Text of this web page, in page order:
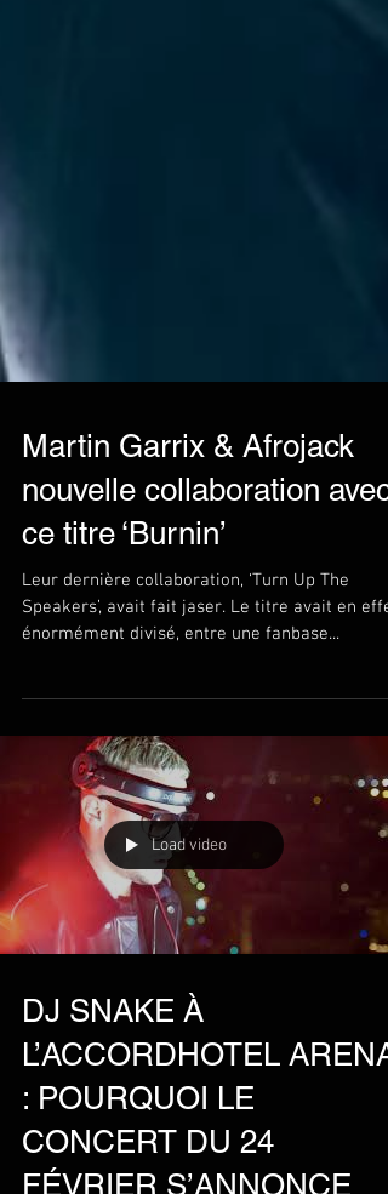
Martin Garrix & Afrojack
nouvelle collaboration avec
ce titre ‘Burnin’
énormément divisé, entre une fanbase...
Load video
DJ SNAKE À
L’ACCORDHOTEL ARENA
: POURQUOI LE